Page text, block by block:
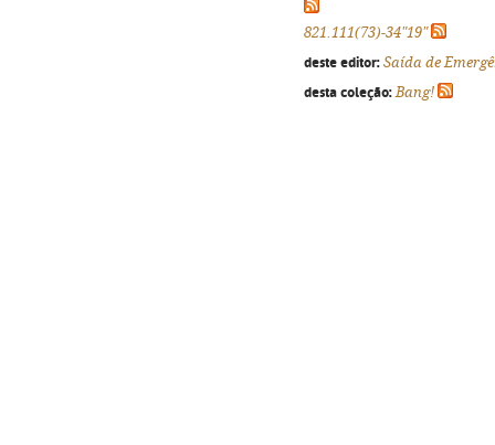
821.111(73)-34"19"
deste editor: Saída de
desta coleção: Bang!